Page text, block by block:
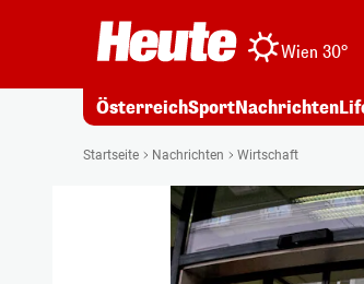
Wien 30°
ÖsterreichSportNachrichten
Startseite Nachrichten Wirtschaft